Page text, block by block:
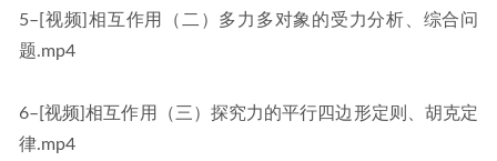
5–[视频]相互作用（二）多力多对象的受力分析、综合问
题.mp4
6–[视频]相互作用（三）探究力的平行四边形定则、胡克定
律.mp4